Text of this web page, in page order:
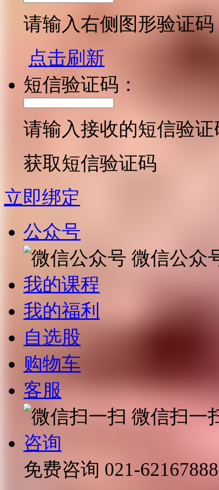
请输入右侧图形验证码
点击刷新
短信验证码：
请输入接收的短信验证
获取短信验证码
立即绑定
公众号
微信公众
我的课程
我的福利
自选股
购物车
客服
微信扫一
咨询
免费咨询 021-62167888